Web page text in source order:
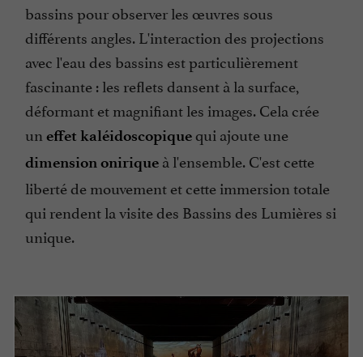
bassins pour observer les œuvres sous
différents angles. L'interaction des projections
avec l'eau des bassins est particulièrement
fascinante : les reflets dansent à la surface,
déformant et magnifiant les images. Cela crée
un effet kaléidoscopiquequi ajoute une
dimension onirique à l'ensemble. C'est cette
liberté de mouvement et cette immersion totale
qui rendent la visite des Bassins des Lumières si
unique.